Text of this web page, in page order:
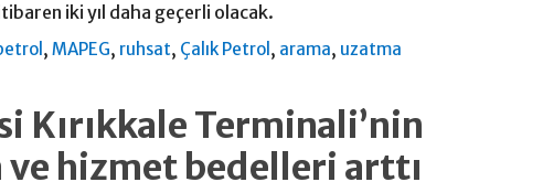
iki yıl daha geçerli olacak.
,MAPEG, ruhsat, Çalık Petrol , arama, uzatma
Kırıkkale Terminali’nin
ve hizmet bedelleri arttı